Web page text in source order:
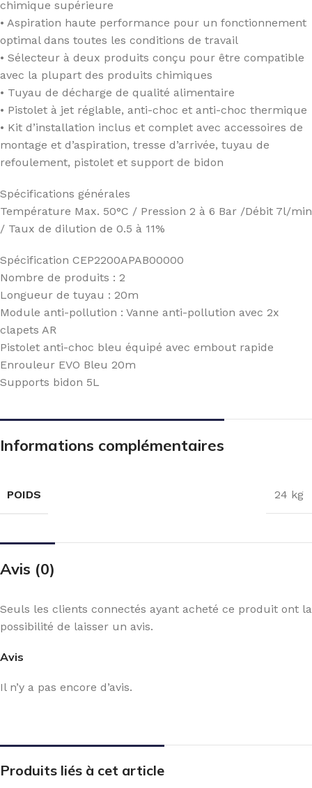
chimique supérieure
• Aspiration haute performance pour un fonctionnement
optimal dans toutes les conditions de travail
• Sélecteur à deux produits conçu pour être compatible
avec la plupart des produits chimiques
• Tuyau de décharge de qualité alimentaire
• Pistolet à jet réglable, anti-choc et anti-choc thermique
• Kit d’installation inclus et complet avec accessoires de
montage et d’aspiration, tresse d’arrivée, tuyau de
refoulement, pistolet et support de bidon
Spécifications générales
Température Max. 50°C / Pression 2 à 6 Bar /Débit 7l/min
/ Taux de dilution de 0.5 à 11%
Spécification CEP2200APAB00000
Nombre de produits : 2
Longueur de tuyau : 20m
Module anti-pollution : Vanne anti-pollution avec 2x
clapets AR
Pistolet anti-choc bleu équipé avec embout rapide
Enrouleur EVO Bleu 20m
Supports bidon 5L
Informations complémentaires
POIDS 24 kg
Avis (0)
Avis
Il n’y a pas encore d’avis.
Seuls les clients connectés ayant acheté ce produit ont la
possibilité de laisser un avis.
Produits liés à cet article